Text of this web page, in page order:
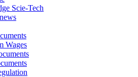
Scie-Tech
Wages